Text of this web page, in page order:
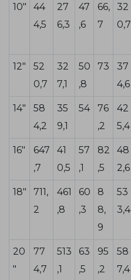
10"
44
4,5
27
6,3
47
,6
66,
7
32
0,7
12"
52
0,7
32
7,1
50
,8
73
37
4,6
14"
58
4,2
35
9,1
54
76
,2
42
5,4
16"
647
,7
41
0,5
57
,1
82
,5
48
2,6
18"
711,
2
461
,8
60
,3
8
8,
9
53
3,4
20
"
77
4,7
513
,1
63
,5
95
,2
58
7,4